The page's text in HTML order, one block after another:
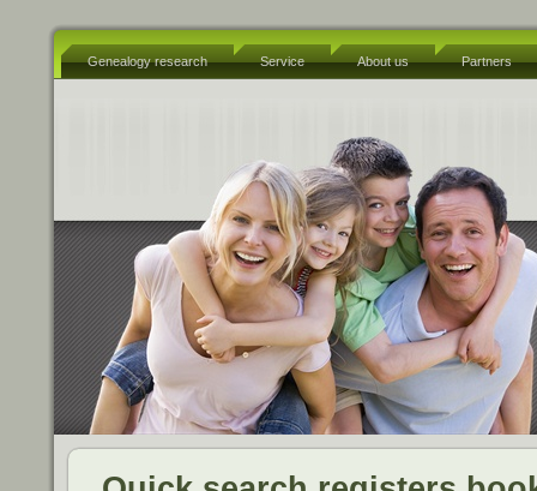
Genealogy research Service About us Partners